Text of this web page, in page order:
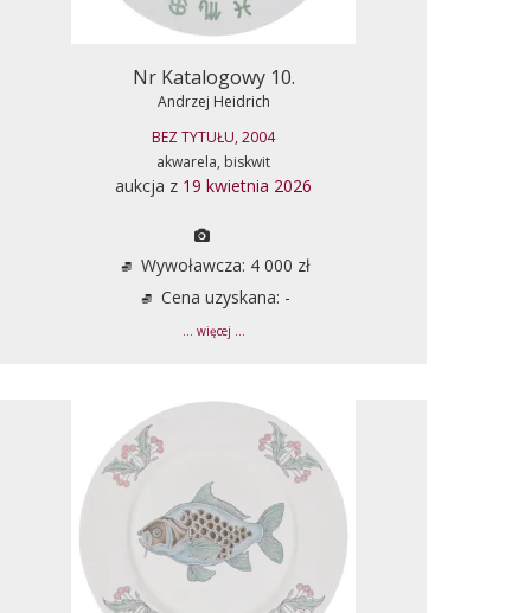
Nr Katalogowy 10.
Andrzej Heidrich
BEZ TYTUŁU, 2004
akwarela, biskwit
aukcja z 19 kwietnia 2026
Wywoławcza: 4 000 zł
Cena uzyskana: -
... więcej ...